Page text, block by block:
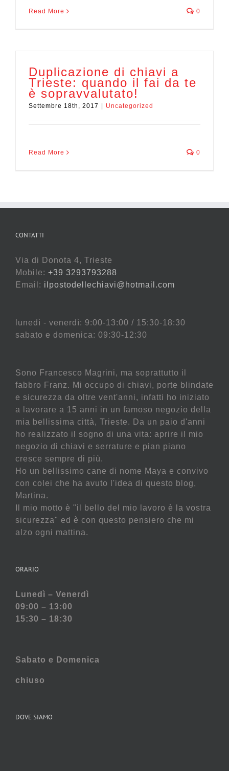
Read More 0
Duplicazione di chiavi a
Trieste: quando il fai da te
è sopravvalutato!
Settembre 18th, 2017 Uncategorized
Read More 0
CONTATTI
Via di Donota 4, Trieste
Mobile: +39 3293793288
Email: ilpostodellechiavi@hotmail.com
lunedì - venerdì: 9:00-13:00 / 15:30-18:30
sabato e domenica: 09:30-12:30
Sono Francesco Magrini, ma soprattutto il
fabbro Franz. Mi occupo di chiavi, porte blindate
e sicurezza da oltre vent'anni, infatti ho iniziato
a lavorare a 15 anni in un famoso negozio della
mia bellissima città, Trieste. Da un paio d'anni
ho realizzato il sogno di una vita: aprire il mio
negozio di chiavi e serrature e pian piano
cresce sempre di più.
Ho un bellissimo cane di nome Maya e convivo
con colei che ha avuto l'idea di questo blog,
Martina.
Il mio motto è "il bello del mio lavoro è la vostra
sicurezza" ed è con questo pensiero che mi
alzo ogni mattina.
ORARIO
Lunedì – Venerdì
09:00 – 13:00
15:30 – 18:30
Sabato e Domenica
chiuso
DOVE SIAMO